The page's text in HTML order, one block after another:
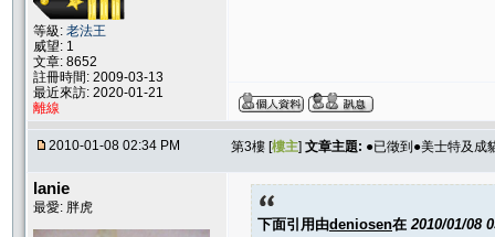
等級: 老法王
威望: 1
文章: 8652
註冊時間: 2009-03-13
最近來訪: 2020-01-21
離線
2010-01-08 02:34 PM 第3樓 [樓主] 文章主題: ●已徵到●美士特及成
lanie
最愛: 胖虎
下面引用由deniosen在 2010/01/08